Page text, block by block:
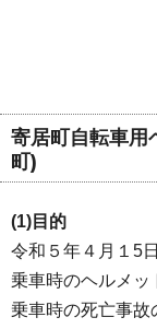
寄居町自転車用
町)
(1)目的
令和５年４月１5
乗車時のヘルメッ
乗車時の死亡事故